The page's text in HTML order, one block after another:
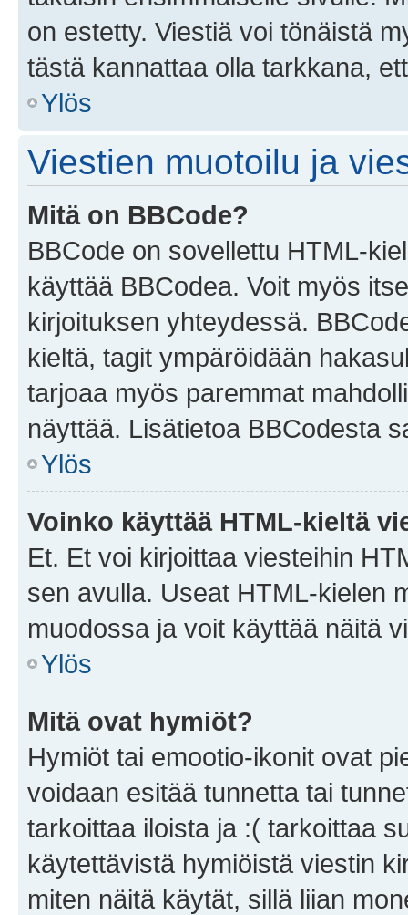
on estetty. Viestiä voi tönäistä
tästä kannattaa olla tarkkana,
Ylös
Viestien muotoilu ja
Mitä on BBCode?
BBCode on sovellettu HTML-
käyttää BBCodea. Voit myös
kirjoituksen yhteydessä.
kieltä, tagit ympäröidään
tarjoaa myös paremmat
näyttää. Lisätietoa BBCodesta
Ylös
Voinko käyttää HTML-kieltä
Et. Et voi kirjoittaa viesteihin
sen avulla. Useat HTML-kielen
muodossa ja voit käyttää näitä
Ylös
Mitä ovat hymiöt?
Hymiöt tai emootio-ikonit ovat
voidaan esitää tunnetta tai
tarkoittaa iloista ja :( tarkoittaa
käytettävistä hymiöistä viestin
miten näitä käytät, sillä liian